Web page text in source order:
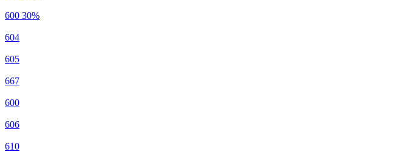
600 30%
604
605
667
600
606
610